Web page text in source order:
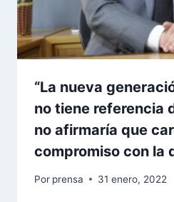
“La nueva
no tiene referencia
no afirmaría que
compromiso con la
Por prensa 31 enero, 2022